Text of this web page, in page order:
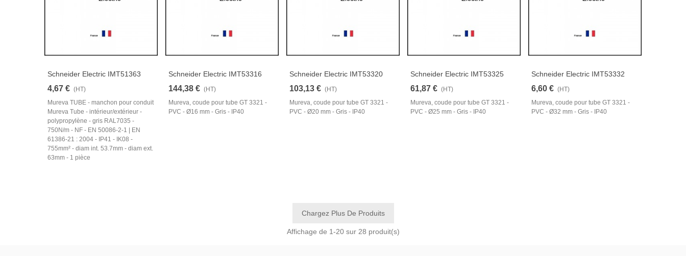
Schneider Electric IMT51363
4,67 € (HT)
Mureva TUBE - manchon pour conduit
Mureva Tube - intérieur/extérieur -
polypropylène - gris RAL7035 -
750N/m - NF - EN 50086-2-1 | EN
61386-21 : 2004 - IP41 - IK08 -
755mm² - diam int. 53.7mm - diam ext.
63mm - 1 pièce
Schneider Electric IMT53316
144,38 € (HT)
Mureva, coude pour tube GT 3321 -
PVC - Ø16 mm - Gris - IP40
Schneider Electric IMT53320
103,13 € (HT)
Mureva, coude pour tube GT 3321 -
PVC - Ø20 mm - Gris - IP40
Schneider Electric IMT53325
61,87 € (HT)
Mureva, coude pour tube GT 3321 -
PVC - Ø25 mm - Gris - IP40
Schneider Electric IMT53332
6,60 € (HT)
Mureva, coude pour tube GT 3321 -
PVC - Ø32 mm - Gris - IP40
Chargez Plus De Produits
Affichage de 1-20 sur 28 produit(s)